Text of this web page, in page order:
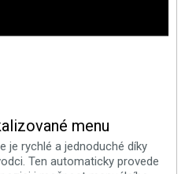
menu
je rychlé a jednoduché díky
Ten automaticky provede